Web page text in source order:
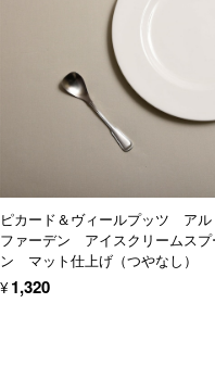
ピカード＆ヴィールプッツ アル
ファーデン アイスクリームスプ
ン マット仕上げ（つやなし）
¥1,320